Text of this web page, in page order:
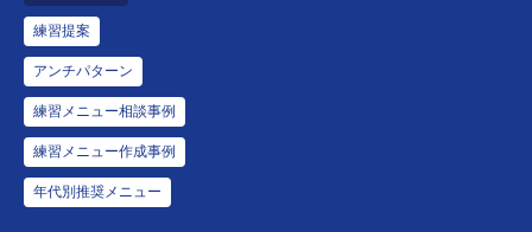
練習提案
アンチパターン
練習メニュー相談事例
練習メニュー作成事例
年代別推奨メニュー